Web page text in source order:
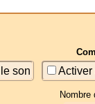
son Activer